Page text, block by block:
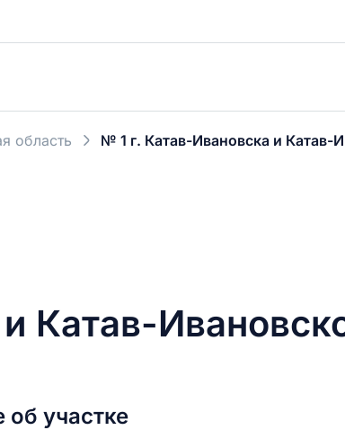
область № 1 г. Катав-Ивановска и Катав-
Катав-
участке